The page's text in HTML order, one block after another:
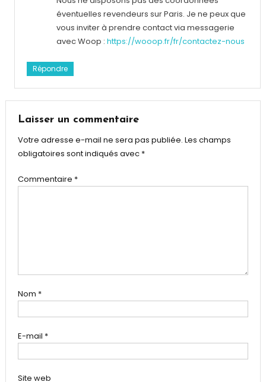
éventuelles revendeurs sur Paris. Je ne peux que
vous inviter à prendre contact via messagerie
avec Woop : https://wooop.fr/fr/contactez-nous
Répondre
Laisser un commentaire
Votre adresse e-mail ne sera pas publiée. Les champs
obligatoires sont indiqués avec *
Commentaire *
Nom *
E-mail *
Site web